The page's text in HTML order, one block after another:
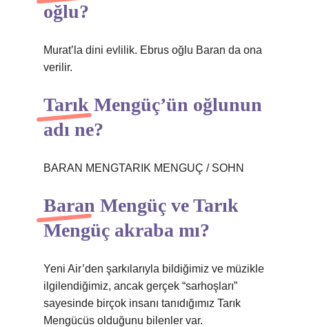
oğlu?
Murat’la dini evlilik. Ebrus oğlu Baran da ona
verilir.
Tarık Mengüç’ün oğlunun
adı ne?
BARAN MENGTARIK MENGUÇ / SOHN
Baran Mengüç ve Tarık
Mengüç akraba mı?
Yeni Air’den şarkılarıyla bildiğimiz ve müzikle
ilgilendiğimiz, ancak gerçek “sarhoşları”
sayesinde birçok insanı tanıdığımız Tarık
Mengücüs olduğunu bilenler var.